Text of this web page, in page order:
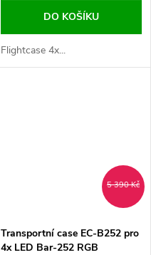
DO KOŠÍKU
Flightcase 4x...
5 390 Kč
Transportní case EC-B252 pro
4x LED Bar-252 RGB